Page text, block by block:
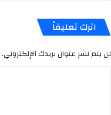
اترك تعليقاً
لن يتم نشر عنوان بريدك الإلكتروني.